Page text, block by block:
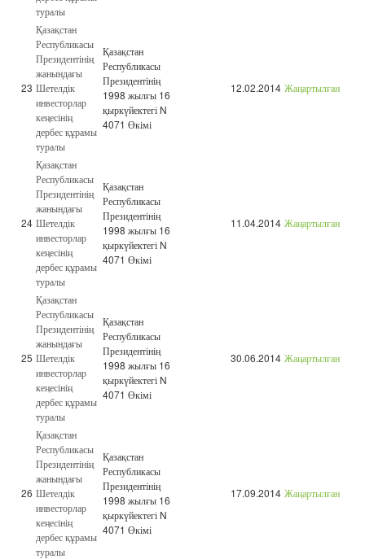
туралы
23
Қазақстан
Республикасы
Президентінің
жанындағы
Шетелдік
инвесторлар
кеңесінің
дербес құрамы
туралы
Қазақстан
Республикасы
Президентінің
1998 жылғы 16
қыркүйектегі N
4071 Өкімі
12.02.2014 Жаңартылған
24
Қазақстан
Республикасы
Президентінің
жанындағы
Шетелдік
инвесторлар
кеңесінің
дербес құрамы
туралы
Қазақстан
Республикасы
Президентінің
1998 жылғы 16
қыркүйектегі N
4071 Өкімі
11.04.2014 Жаңартылған
25
Қазақстан
Республикасы
Президентінің
жанындағы
Шетелдік
инвесторлар
кеңесінің
дербес құрамы
туралы
Қазақстан
Республикасы
Президентінің
1998 жылғы 16
қыркүйектегі N
4071 Өкімі
30.06.2014 Жаңартылған
26
Қазақстан
Республикасы
Президентінің
жанындағы
Шетелдік
инвесторлар
кеңесінің
дербес құрамы
туралы
Қазақстан
Республикасы
Президентінің
1998 жылғы 16
қыркүйектегі N
4071 Өкімі
17.09.2014 Жаңартылған